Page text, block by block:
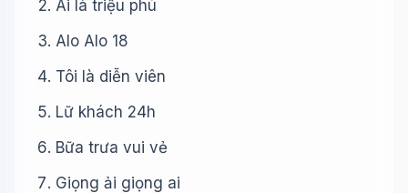
Ai là triệu phú
Alo Alo 18
Tôi là diễn viên
Lữ khách 24h
Bữa trưa vui vẻ
Giọng ải giọng ai